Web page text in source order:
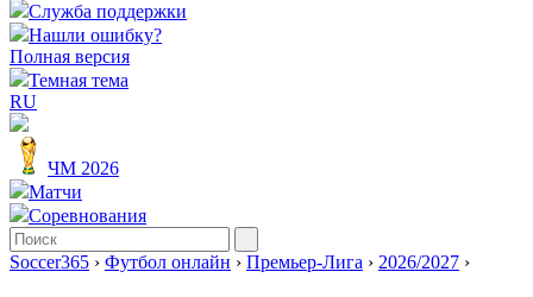
Служба поддержки
Нашли ошибку?
Полная версия
Темная тема
RU
ЧМ 2026
Матчи
Соревнования
Soccer365 › Футбол онлайн › Премьер-Лига › 2026/2027 ›